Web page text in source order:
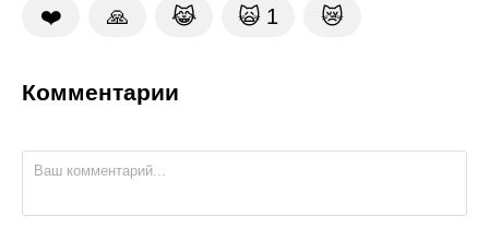
❤️ 🙏 😹 🙀 1 😿
Комментарии